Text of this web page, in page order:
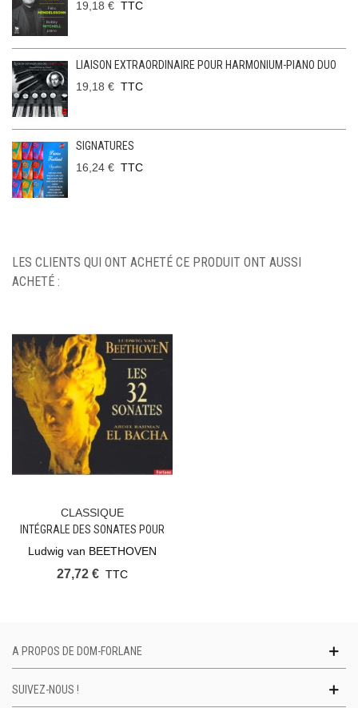
19,18 € TTC
LIAISON EXTRAORDINAIRE POUR HARMONIUM-PIANO DUO
19,18 € TTC
SIGNATURES
16,24 € TTC
LES CLIENTS QUI ONT ACHETÉ CE PRODUIT ONT AUSSI
ACHETÉ :
CLASSIQUE
INTÉGRALE DES SONATES POUR
PIANO - LE COFFRET 9 CDS
Ludwig van BEETHOVEN
27,72 € TTC
A PROPOS DE DOM-FORLANE
SUIVEZ-NOUS !